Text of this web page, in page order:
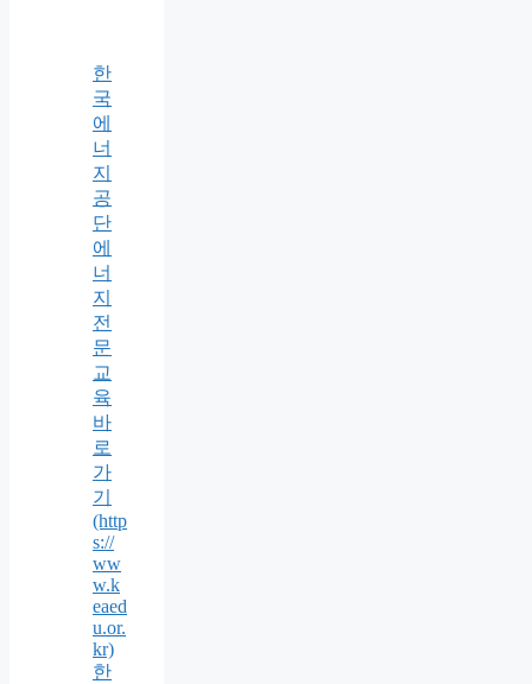
한
국
에
너
지
공
단
에
너
지
전
문
교
육
바
로
가
기
(http
s://
ww
w.k
eaed
u.or.
kr)
한